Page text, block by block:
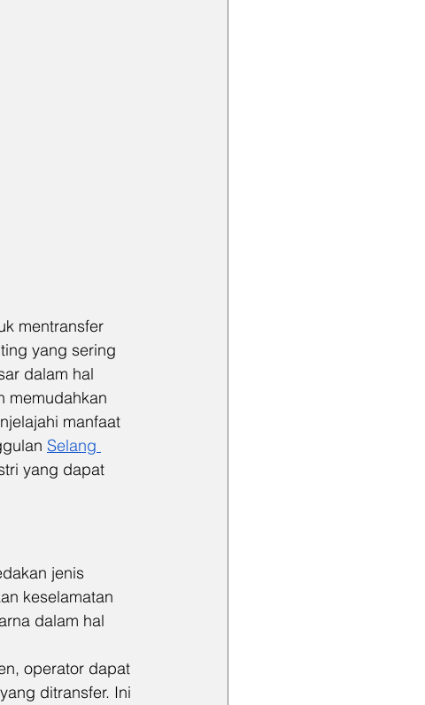
mentransfer
yang sering
dalam hal
memudahkan
manfaat
Selang
yang dapat
jenis
keselamatan
dalam hal
operator dapat
ditransfer. Ini